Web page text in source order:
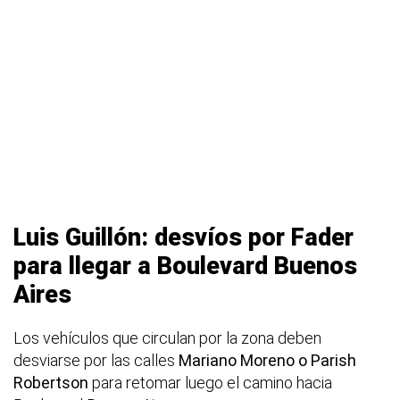
Luis Guillón: desvíos por Fader
para llegar a Boulevard Buenos
Aires
Los vehículos que circulan por la zona deben
desviarse por las calles Mariano Moreno o Parish
Robertson para retomar luego el camino hacia